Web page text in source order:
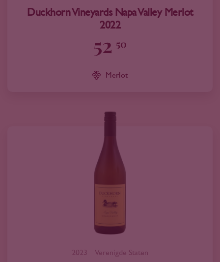
Duckhorn Vineyards Napa Valley Merlot
2022
52 50
Merlot
2023 Verenigde Staten